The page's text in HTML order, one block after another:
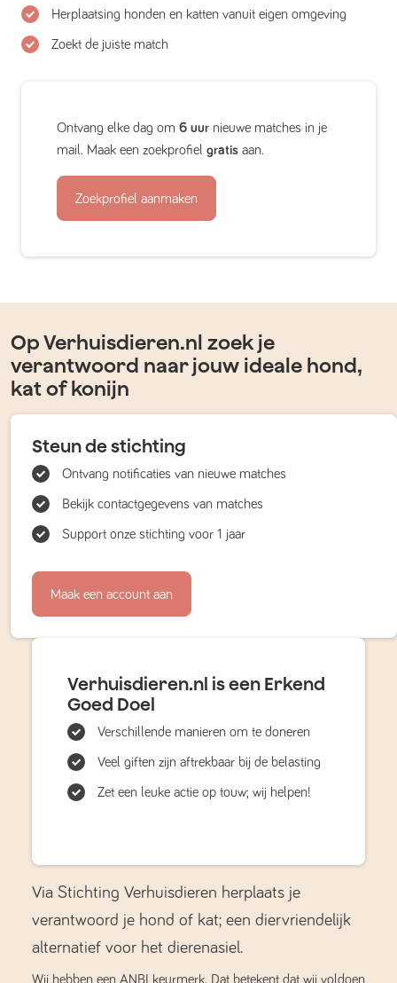
Herplaatsing honden en katten vanuit eigen omgeving
Zoekt de juiste match
Ontvang elke dag om 6 uur nieuwe matches in je
mail. Maak een zoekprofiel gratis aan.
Zoekprofiel aanmaken
Op Verhuisdieren.nl zoek je
verantwoord naar jouw ideale hond,
kat of konijn
Steun de stichting
Ontvang notificaties van nieuwe matches
Bekijk contactgegevens van matches
Support onze stichting voor 1 jaar
Maak een account aan
Verhuisdieren.nl is een Erkend
Goed Doel
Verschillende manieren om te doneren
Veel giften zijn aftrekbaar bij de belasting
Zet een leuke actie op touw; wij helpen!
Via Stichting Verhuisdieren herplaats je
verantwoord je hond of kat; een diervriendelijk
alternatief voor het dierenasiel.
Wij hebben een ANBI keurmerk. Dat betekent dat wij voldoen